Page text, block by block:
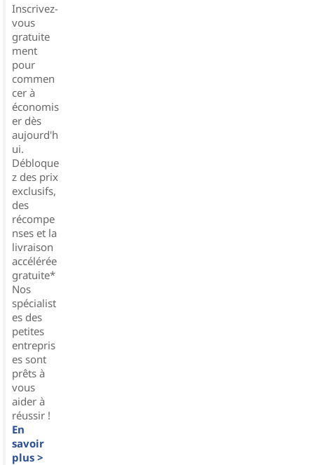
Inscrivez-
vous
gratuite
ment
pour
commen
cer à
économis
er dès
aujourd'h
ui.
Débloque
z des prix
exclusifs,
des
récompe
nses et la
livraison
accélérée
gratuite*
Nos
spécialist
es des
petites
entrepris
es sont
prêts à
vous
aider à
réussir !
En
savoir
plus >